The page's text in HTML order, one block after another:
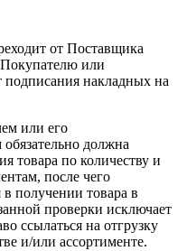
от Поставщика
или
накладных на
или его
должна
товара по количеству и
после чего
в получении товара в
проверки исключает
ссылаться на отгрузку
и/или ассортименте.